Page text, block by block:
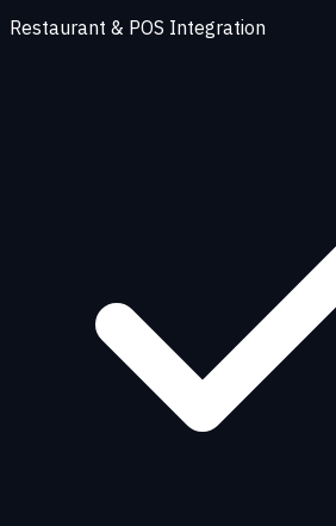
Restaurant & POS Integration